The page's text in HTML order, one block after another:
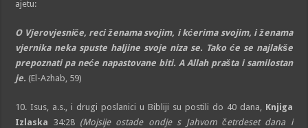
ajetu:
O Vjerovjesniče, reci ženama svojim, i kćerima svojim, i ženama
vjernika neka spuste haljine svoje niza se. Tako će se najlakše
prepoznati pa neće napastovane biti. A Allah prašta i samilostan
je. (El-Azhab, 59)
10. Isus, a.s., i drugi poslanici u Bibliji su postili do 40 dana, Knjiga
Izlaska 34:28 (Mojsije ostade ondje s Jahvom četrdeset dana i